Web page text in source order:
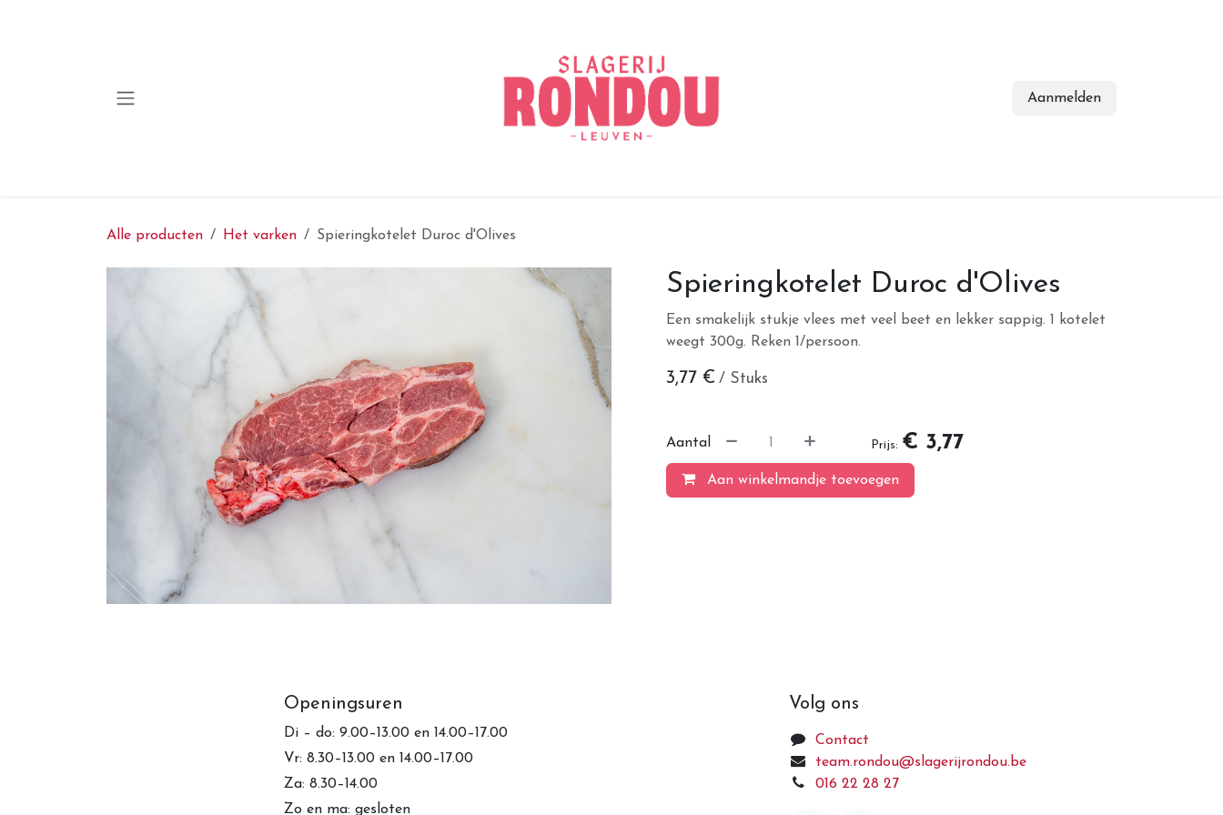
Aanmelden
Alle producten Het varken Spieringkotelet Duroc d'Olives
Spieringkotelet Duroc d'Olives
Een smakelijk stukje vlees met veel beet en lekker sappig. 1 kotelet
weegt 300g. Reken 1/persoon.
3,77 € / Stuks
Aan winkelmandje toevoegen
Aantal Prijs: € 3,77
Volg ons
Contact
team.rondou@slagerijrondou.be
016 22 28 27
Openingsuren
Di – do: 9.00–13.00 en 14.00–17.00
Vr: 8.30–13.00 en 14.00–17.00
Za: 8.30–14.00
Zo en ma: gesloten